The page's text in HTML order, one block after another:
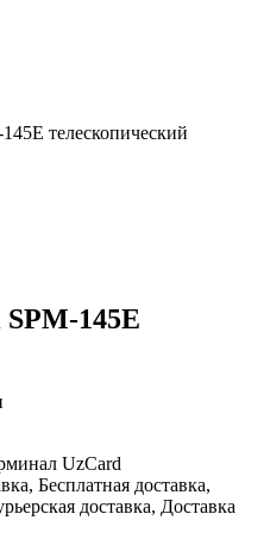
телескопический
145E
UzCard
Бесплатная доставка,
доставка, Доставка